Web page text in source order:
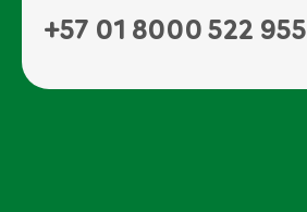
+57 01 8000 522 955